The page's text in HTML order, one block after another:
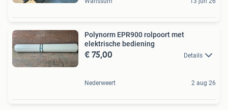
Polynorm EPR900 rolpoort met
elektrische bediening
€ 75,00 Details
Nederweert 2 aug 26